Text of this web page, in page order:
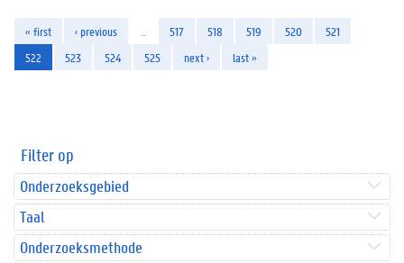
« first ‹ previous 517 518 519 520
521
522
523 524 525 next › last »
Filter op
Onderzoeksgebied
Taal
Onderzoeksmethode